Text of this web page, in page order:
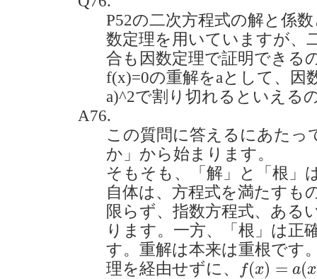
P52の二次方程式の解と係
数定理を用いていますが、
合も因数定理で証明できる
f(x)=0の重解をaとして、因
a)^2で割り切れるといえる
A76.
この質問に答えるにあたっ
か」から始まります。
そもそも、「解」と「根」
自体は、方程式を満たすも
限らず、指数方程式、ある
ります。一方、「根」は正
す。重解は本来は重根です
理を経由せずに、
f(x) = a(x
f(x)= a( x−α